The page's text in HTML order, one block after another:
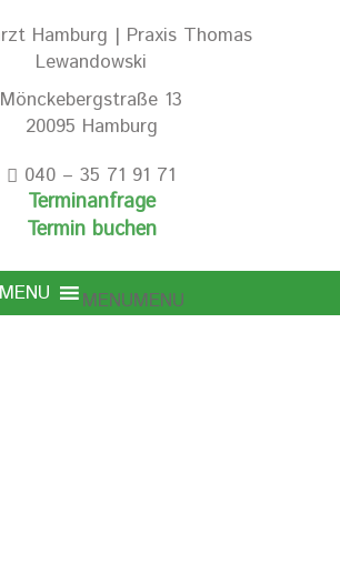
Mönckebergstraße 13
20095 Hamburg
040 – 35 71 91 71
Terminanfrage
Termin buchen
MENUMENU